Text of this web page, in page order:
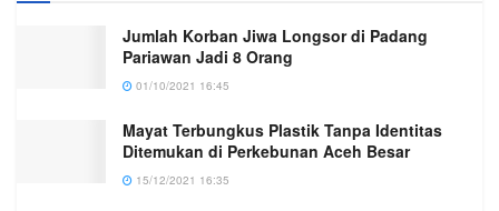
Jumlah Korban Jiwa Longsor di Padang
Pariawan Jadi 8 Orang
01/10/2021 16:45
Mayat Terbungkus Plastik Tanpa Identitas
Ditemukan di Perkebunan Aceh Besar
15/12/2021 16:35